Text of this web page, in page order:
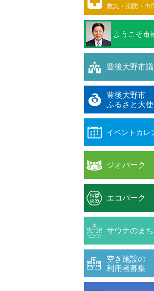
救急・消防・市
ようこそ市
豊後大野市
豊後大野市
ふるさと大使
イベントカレ
ジオパーク
エコパーク
サウナのまち
空き施設の
利用者募集